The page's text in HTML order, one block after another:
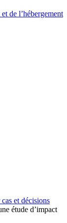
de l’hébergement
et décisions
étude d’impact